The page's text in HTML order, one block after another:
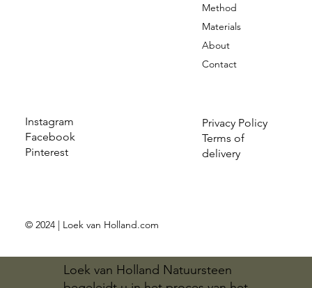
Loek van Holland Natuursteen
Instagram
Facebook
Pinterest
Privacy Policy
Terms of
delivery
Method
Materials
About
Contact
© 2024 | Loek van Holland.com